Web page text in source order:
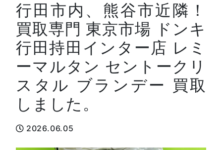
行田市内、熊谷市近隣！
買取専門 東京市場 ドンキ
行田持田インター店 レミ
ーマルタン セントークリ
スタル ブランデー 買取
しました。
2026.06.05